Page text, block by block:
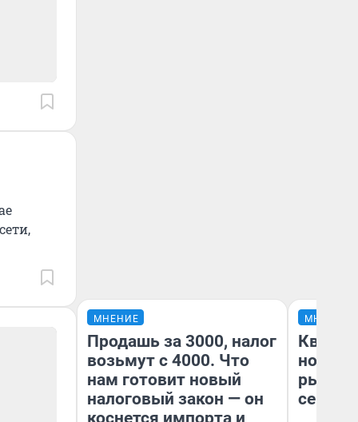
МНЕНИЕ
Продашь за 3000, налог
возьмут с 4000. Что
нам готовит новый
налоговый закон — он
коснется импорта и
МНЕНИЕ
но
рынок